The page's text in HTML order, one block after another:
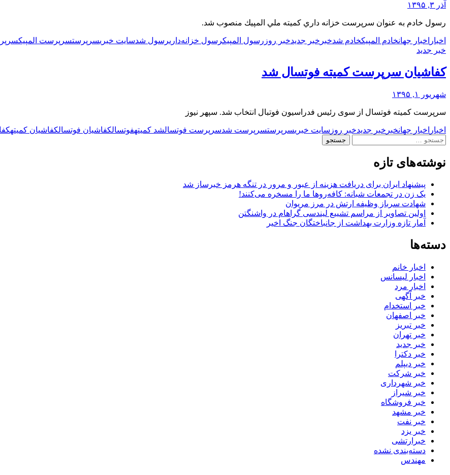
آذر ۳, ۱۳۹۵
رسول خادم به عنوان سرپرست خزانه داري كميته ملي المپيك منصوب شد.
اخبار اخبار جهانخادم المپیکخادم شدخبر خبر جدیدخبر روز رسول المپیکرسول خزانه‌داریرسول شدسایت خبریسرپرستسرپرست المپیک
خبر جدید
کفاشیان سرپرست کمیته فوتسال شد
شهریور ۱, ۱۳۹۵
سرپرست کمیته فوتسال از سوی رئیس فدراسیون فوتبال انتخاب شد. سپهر نیوز
اخبار اخبار جهانخبر خبر جدیدخبر روز سایت خبریسرپرستسرپرست شدسرپرست فوتسالشد کمیتهفوتسالکفاشیان فوتسالکفاشیان کمیته
جستجو
نوشته‌های تازه
پیشنهاد ایران برای دریافت هزینه از عبور و مرور در تنگه هرمز خبرساز شد
یک زن در تجمعات شبانه: کافه‌روها ما را مسخره می‌کنند!
شهادت سرباز وظیفه ارتش در مرز مریوان
اولین تصاویر از مراسم تشییع لیندسی گراهام در واشنگتن
آمار تازه وزارت بهداشت از جانباختگان جنگ اخیر
دسته‌ها
اخبار خانم
اخبار لیسانس
اخبار مرد
خبر آگهی
خبر استخدام
خبر اصفهان
خبر تبریز
خبر تهران
خبر جدید
خبر دکترا
خبر دیپلم
خبر شرکت
خبر شهرداری
خبر شیراز
خبر فروشگاه
خبر مشهد
خبر نفت
خبر یزد
خبرارتشی
دسته‌بندی نشده
مهندس